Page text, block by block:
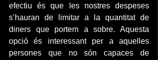
efectiu és que les nostres despeses
s’hauran de limitar a la quantitat de
diners que portem a sobre. Aquesta
opció és interessant per a aquelles
persones que no són capaces de